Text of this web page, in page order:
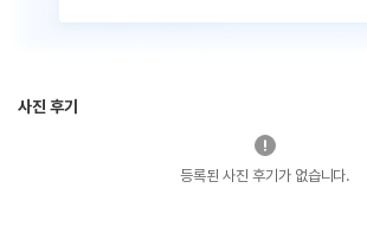
사진 후기
등록된 사진 후기가 없습니다.